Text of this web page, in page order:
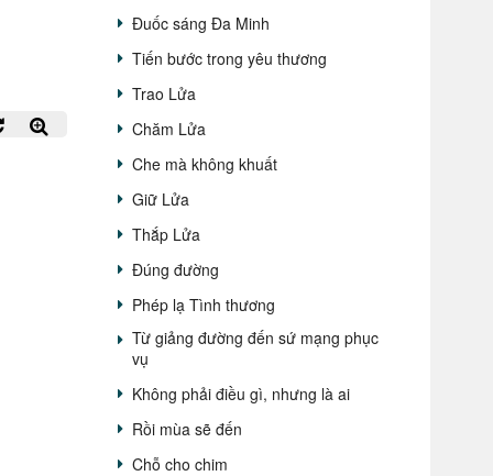
Đuốc sáng Đa Minh
Tiến bước trong yêu thương
Trao Lửa
Chăm Lửa
Che mà không khuất
Giữ Lửa
Thắp Lửa
Đúng đường
Phép lạ Tình thương
Từ giảng đường đến sứ mạng phục
vụ
Không phải điều gì, nhưng là ai
Rồi mùa sẽ đến
Chỗ cho chim